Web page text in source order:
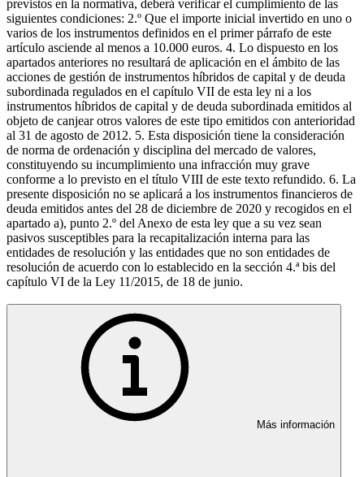
previstos en la normativa, deberá verificar el cumplimiento de las
siguientes condiciones: 2.º Que el importe inicial invertido en uno o
varios de los instrumentos definidos en el primer párrafo de este
artículo asciende al menos a 10.000 euros. 4. Lo dispuesto en los
apartados anteriores no resultará de aplicación en el ámbito de las
acciones de gestión de instrumentos híbridos de capital y de deuda
subordinada regulados en el capítulo VII de esta ley ni a los
instrumentos híbridos de capital y de deuda subordinada emitidos al
objeto de canjear otros valores de este tipo emitidos con anterioridad
al 31 de agosto de 2012. 5. Esta disposición tiene la consideración
de norma de ordenación y disciplina del mercado de valores,
constituyendo su incumplimiento una infracción muy grave
conforme a lo previsto en el título VIII de este texto refundido. 6. La
presente disposición no se aplicará a los instrumentos financieros de
deuda emitidos antes del 28 de diciembre de 2020 y recogidos en el
apartado a), punto 2.º del Anexo de esta ley que a su vez sean
pasivos susceptibles para la recapitalización interna para las
entidades de resolución y las entidades que no son entidades de
resolución de acuerdo con lo establecido en la sección 4.ª bis del
capítulo VI de la Ley 11/2015, de 18 de junio.
Más información